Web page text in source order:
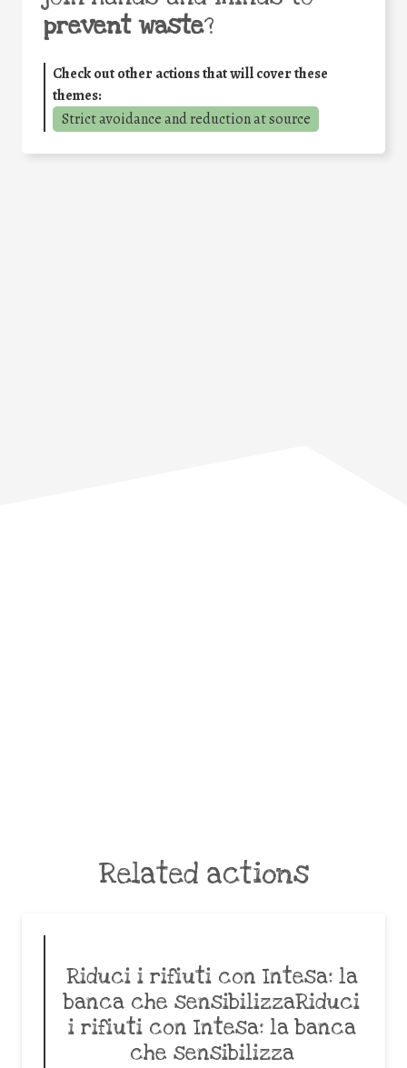
prevent waste?
Check out other actions that will cover these
themes:
Strict avoidance and reduction at source
Related actions
Riduci i rifiuti con Intesa: la
banca che sensibilizzaRiduci
i rifiuti con Intesa: la banca
che sensibilizza